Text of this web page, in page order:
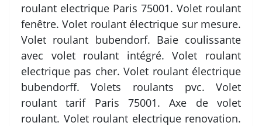
roulant electrique Paris 75001. Volet roulant
fenêtre. Volet roulant électrique sur mesure.
Volet roulant bubendorf. Baie coulissante
avec volet roulant intégré. Volet roulant
electrique pas cher. Volet roulant électrique
bubendorff. Volets roulants pvc. Volet
roulant tarif Paris 75001. Axe de volet
roulant. Volet roulant electrique renovation.